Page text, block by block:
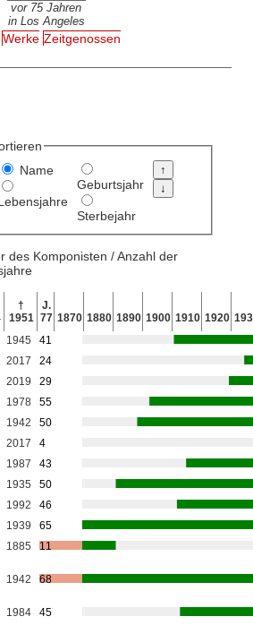
vor 75 Jahren
in Los Angeles
Werke Zeitgenossen
Name
Geburtsjahr
Sterbejahr
des Komponisten / Anzahl der
†
1951
J.
77 1870 1880 1890 1900 1910 1920
1945
41
2017
24
2019
29
1978
55
1942
50
2017
4
1987
43
1935
50
1992
46
1939
65
1885 11
1942 68
1984
45